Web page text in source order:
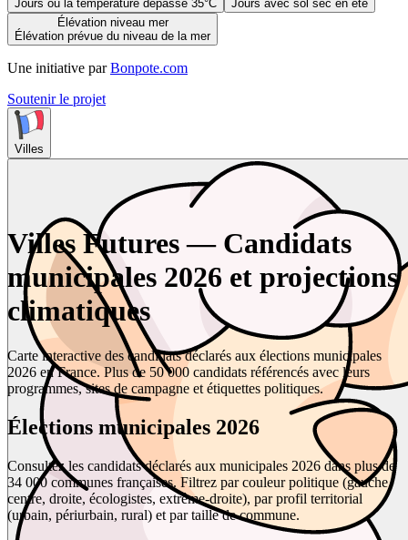
Jours où la température dépasse 35°C
Jours avec sol sec en été
Élévation niveau mer
Élévation prévue du niveau de la mer
Une initiative par Bonpote.com
Soutenir le projet
Villes
Villes Futures — Candidats
municipales 2026 et projections
climatiques
Carte interactive des candidats déclarés aux élections municipales
2026 en France. Plus de 50 000 candidats référencés avec leurs
programmes, sites de campagne et étiquettes politiques.
Élections municipales 2026
Consultez les candidats déclarés aux municipales 2026 dans plus de
34 000 communes françaises. Filtrez par couleur politique (gauche,
centre, droite, écologistes, extrême-droite), par profil territorial
(urbain, périurbain, rural) et par taille de commune.